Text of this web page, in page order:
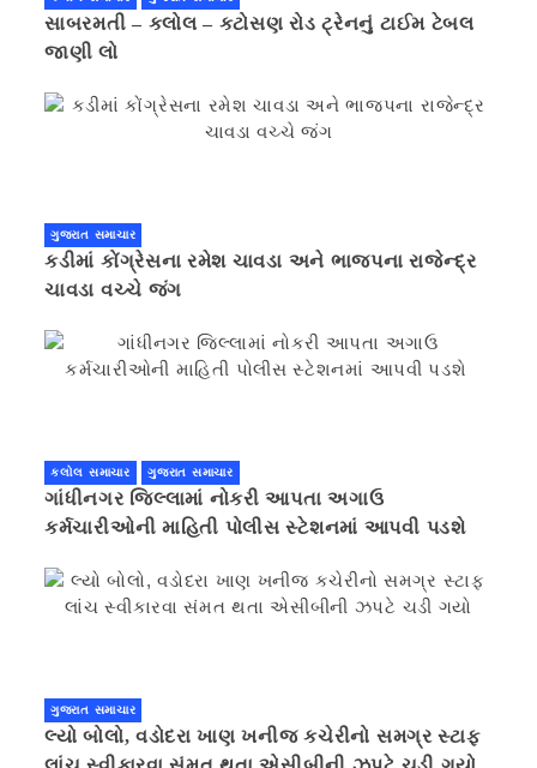
સાબરમતી – કલોલ – કટોસણ રોડ ટ્રેનનું ટાઈમ ટેબલ
જાણી લો
ગુજરાત સમાચાર
કડીમાં કોંગ્રેસના રમેશ ચાવડા અને ભાજપના રાજેન્દ્ર
ચાવડા વચ્ચે જંગ
કલોલ સમાચાર ગુજરાત સમાચાર
ગાંધીનગર જિલ્લામાં નોકરી આપતા અગાઉ
કર્મચારીઓની માહિતી પોલીસ સ્ટેશનમાં આપવી પડશે
ગુજરાત સમાચાર
લ્યો બોલો, વડોદરા ખાણ ખનીજ કચેરીનો સમગ્ર સ્ટાફ